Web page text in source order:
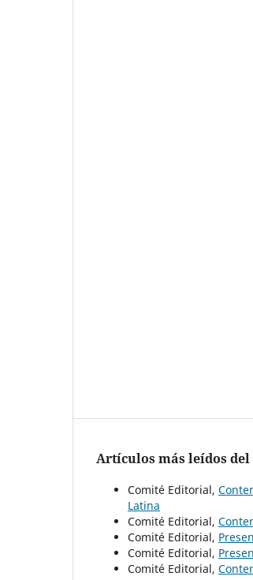
Artículos más leídos
Comité Editorial,
Latina
Comité Editorial,
Comité Editorial,
Comité Editorial,
Comité Editorial,